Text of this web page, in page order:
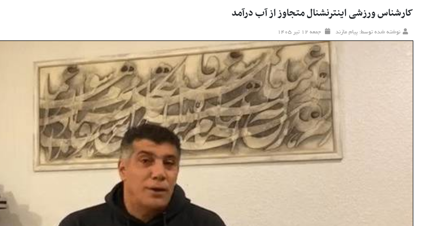
کارشناس ورزشی اینترنشنال متجاوز از آب درآمد
نوشته شده توسط: پیام مازند جمعه ۱۲ تير ۱۴۰۵